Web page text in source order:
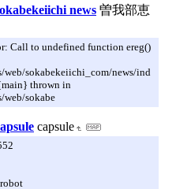
news 曽我部恵
Call to undefined function ereg()
web/sokabekeiichi_com/news/ind
thrown in
web/sokabe
capsule